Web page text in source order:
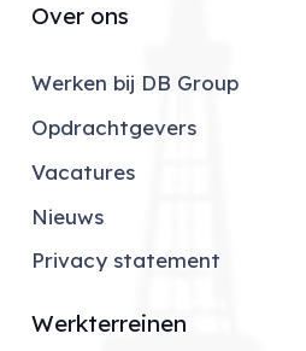
Over ons
Werken bij DB Group
Opdrachtgevers
Vacatures
Nieuws
Privacy statement
Werkterreinen